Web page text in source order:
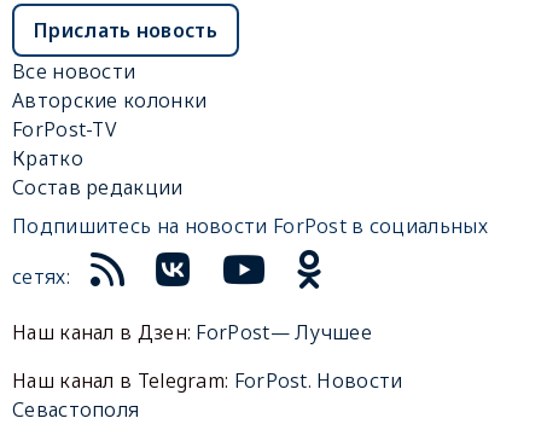
Прислать новость
Все новости
Авторские колонки
ForPost-TV
Кратко
Состав редакции
Подпишитесь на новости ForPost в социальных
сетях:
Наш канал в Дзен: ForPost— Лучшее
Наш канал в Telegram: ForPost. Новости
Севастополя